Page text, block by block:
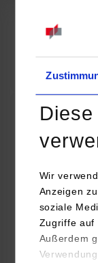
Wir
Anzeigen
soziale
Zugriffe auf
Außerdem
Online INDIS-
Zum Event
nachhaltige
16.09.2026 -
Im Mittelpunkt
nachhaltige